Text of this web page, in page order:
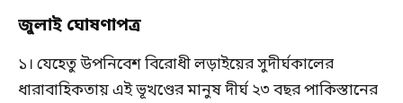
জুলাই ঘোষণাপত্র
১। যেহেতু উপনিবেশ বিরোধী লড়াইয়ের সুদীর্ঘকালের
ধারাবাহিকতায় এই ভূখণ্ডের মানুষ দীর্ঘ ২৩ বছর পাকিস্তানের